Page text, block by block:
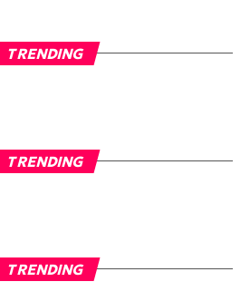
TRENDING
TRENDING
TRENDING